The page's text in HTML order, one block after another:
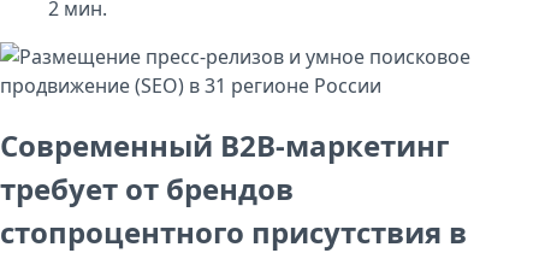
2 мин.
Современный B2B-маркетинг
требует от брендов
стопроцентного присутствия в